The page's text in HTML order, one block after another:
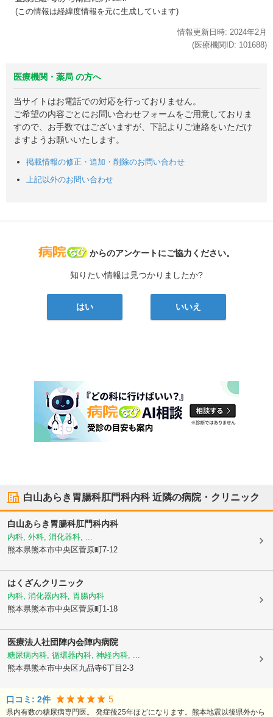
(この情報は経緯度情報を元に生成しています)
情報更新日時: 2024年2月
(医療機関ID: 101688)
医療機関・薬局 の方へ
当サイトはお電話での対応を行っておりません。
ご希望の内容ごとにお問い合わせフォームをご用意しておりま
すので、お手数ではございますが、下記よりご連絡をいただけ
ますようお願いいたします。
掲載情報の修正・追加・削除のお問い合わせ
上記以外のお問い合わせ
病院なび
からのアンケートにご協力ください。
知りたい情報は見つかりましたか?
はい いいえ
白山あらき胃腸科肛門科内科近隣の病院・クリニック
白山あらき胃腸科肛門科内科
内科, 外科, 消化器科, ...
熊本県熊本市中央区菅原町7-12
はくざんクリニック
内科, 消化器内科, 胃腸内科
熊本県熊本市中央区菅原町1-18
医療法人社団陣内会陣内病院
糖尿病内科, 循環器内科, 神経内科, ...
熊本県熊本市中央区九品寺6丁目2-3
口コミ: 2件 5
県内有数の糖尿病専門医。 発症後25年ほどになります。熊本地震以後県外から